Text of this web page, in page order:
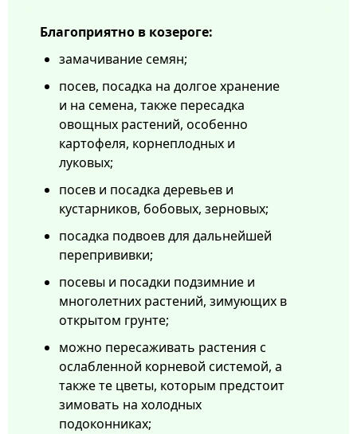
Благоприятно в козероге:
замачивание семян;
посев, посадка на долгое хранение
и на семена, также пересадка
овощных растений, особенно
картофеля, корнеплодных и
луковых;
посев и посадка деревьев и
кустарников, бобовых, зерновых;
посадка подвоев для дальнейшей
перепрививки;
посевы и посадки подзимние и
многолетних растений, зимующих в
открытом грунте;
можно пересаживать растения с
ослабленной корневой системой, а
также те цветы, которым предстоит
зимовать на холодных
подоконниках;